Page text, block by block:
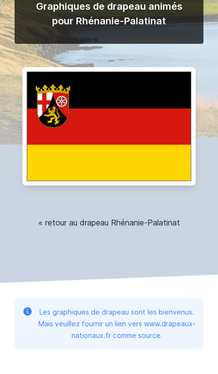
Graphiques de drapeau animés
pour Rhénanie-Palatinat
« retour au drapeau Rhénanie-Palatinat
Les graphiques de drapeau sont les bienvenus.
Mais veuillez fournir un lien vers www.drapeaux-
nationaux.fr comme source.